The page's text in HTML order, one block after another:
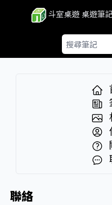
斗室桌遊 桌遊筆
聯絡